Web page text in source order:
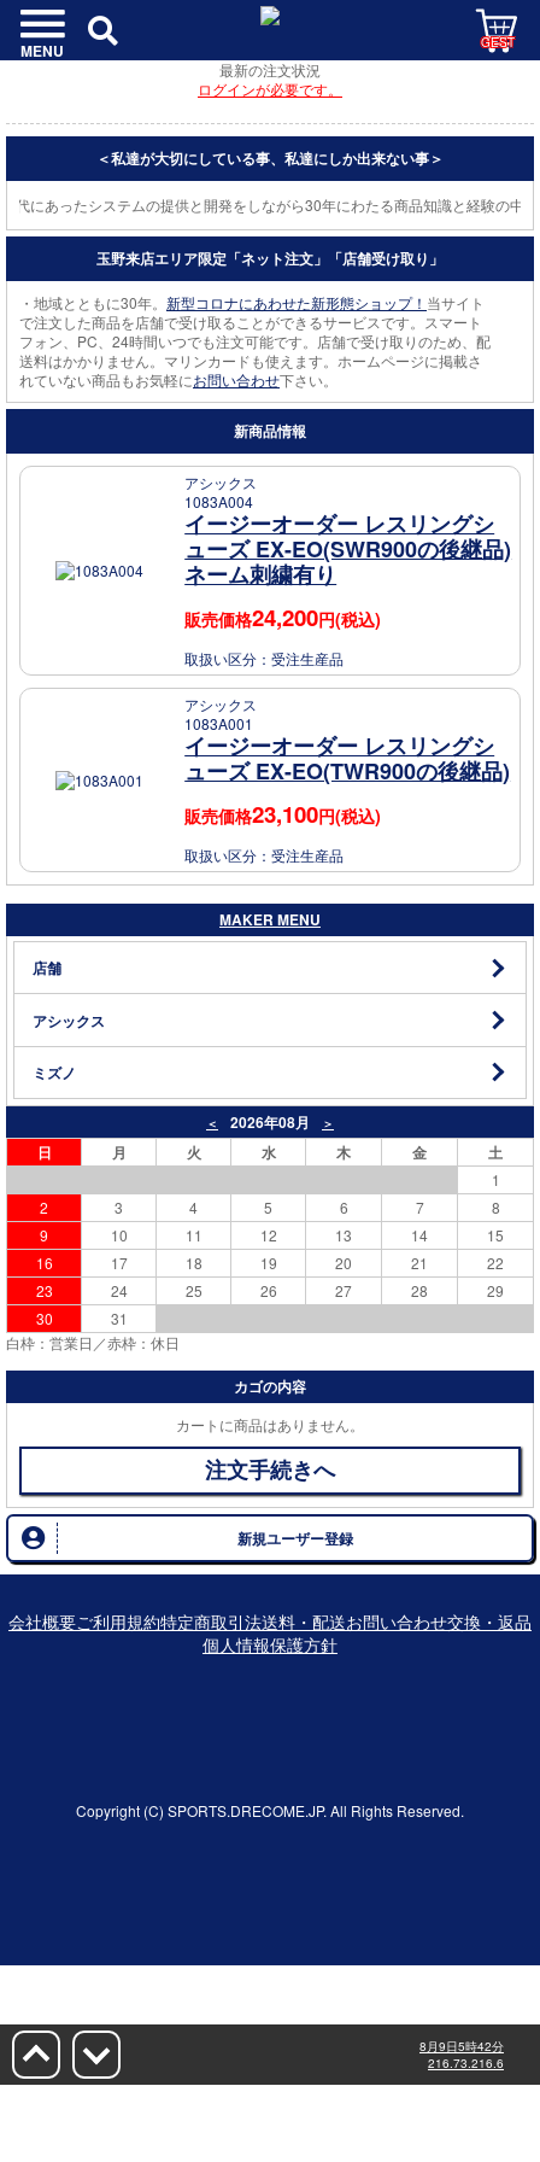
MENU GEST
最新の注文状況
ログインが必要です。
＜私達が大切にしている事、私達にしか出来ない事＞
あったシステムの提供と開発をしながら30年にわたる商品知識と経験の中
玉野来店エリア限定「ネット注文」「店舗受け取り」
・地域とともに30年。 新型コロナにあわせた新形態ショップ！ 当サイト
で注文した商品を店舗で受け取ることができるサービスです。スマート
フォン、PC、24時間いつでも注文可能です。店舗で受け取りのため、配
送料はかかりません。マリンカードも使えます。ホームページに掲載さ
れていない商品もお気軽にお問い合わせ下さい。
新商品情報
アシックス
1083A004
イージーオーダー レスリングシ
ューズ EX-EO(SWR900の後継品)
ネーム刺繍有り
販売価格24,200円(税込)
取扱い区分：受注生産品
アシックス
1083A001
イージーオーダー レスリングシ
ューズ EX-EO(TWR900の後継品)
販売価格23,100円(税込)
取扱い区分：受注生産品
MAKER MENU
店舗
アシックス
ミズノ
＜ 2026年08月 ＞
日 月 火 水 木 金 土
1
2
3 4 5 6 7
8
9
10 11 12 13 14
15
16
17 18 19 20 21
22
23
24 25 26 27 28
29
30
31
白枠：営業日／赤枠：休日
カゴの内容
カートに商品はありません。
注文手続きへ
新規ユーザー登録
8月9日5時42分
216.73.216.6
会社概要ご利用規約特定商取引法送料・配送お問い合わせ交換・返品
個人情報保護方針
Copyright (C) SPORTS.DRECOME.JP. All Rights Reserved.